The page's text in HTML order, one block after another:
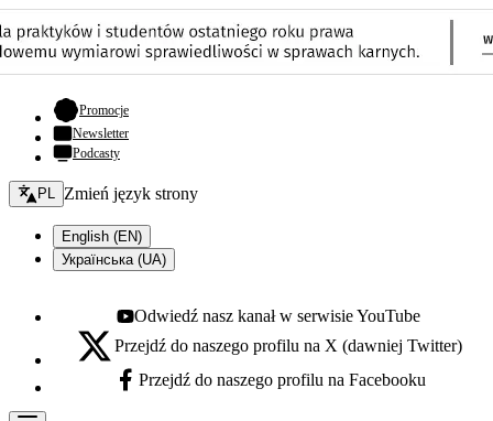
Promocje- otwiera się w nowej karcie
Newsletter
Podcasty
Zmień język - bieżący:
PL Zmień język strony
English (EN)
Українська (UA)
Youtube - otwiera się w nowej karcie
Odwiedź nasz kanał w serwisie YouTube
X - otwiera się w nowej karcie
Przejdź do naszego profilu na X (dawniej Twitter)
Facebook - otwiera się w nowej karcie
Przejdź do naszego profilu na Facebooku